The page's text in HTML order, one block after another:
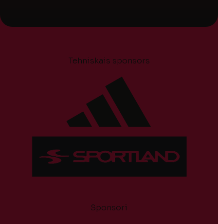
Tehniskais sponsors
Sponsori